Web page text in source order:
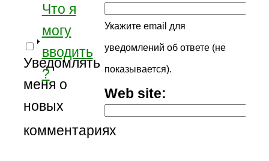
Укажите email для
уведомлений об ответе (не
показывается).
Web site:
Что я
могу
вводить
?
Уведомлять
меня о
новых
комментариях